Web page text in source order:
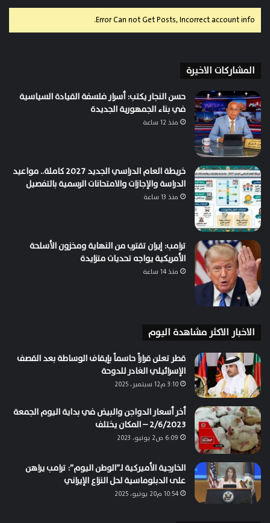
Error Can not Get Posts, Incorrect account info.
المشاركات الاخيرة
حسن النجار يكتب: أسرار فلسفة القيادة السياسية
في بناء الجمهورية الجديدة
منذ 12 ساعة
خريطة العام الدراسي الجديد 2027 كاملة.. مواعيد
الدراسة والإجازات والامتحانات الرسمية بالتفصيل
منذ 13 ساعة
ترامب: إيران تقترب من النهاية ومخزون الأسلحة
الأمريكية يواجه تحديات متزايدة
منذ 14 ساعة
الاخبار الاكثر مشاهدة اليوم
قطر تعلن قراراً حاسماً بإيقاف الوساطة بعد القصف
الإسرائيلي الغادر للدوحة
3:10 م12 سبتمبر، 2025
أخر أسعار الدواجن والبيض في بداية اليوم الجمعة
2/6/2023 – المكان يختلف
6:09 ص2 يونيو، 2023
الخارجية الأميركية لـ”الوطن اليوم”: ترامب يراهن
على الدبلوماسية لحل النزاع الإيراني
10:54 م20 يونيو، 2025